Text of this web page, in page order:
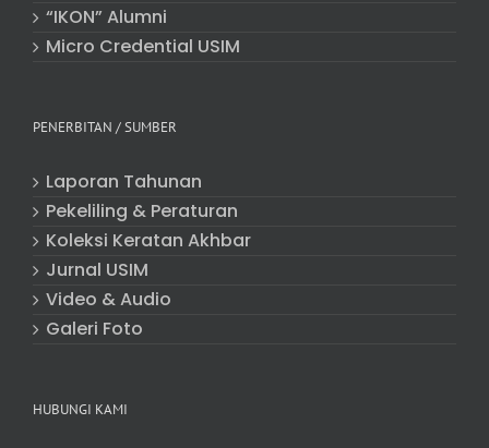
“IKON” Alumni
Micro Credential USIM
PENERBITAN / SUMBER
Laporan Tahunan
Pekeliling & Peraturan
Koleksi Keratan Akhbar
Jurnal USIM
Video & Audio
Galeri Foto
HUBUNGI KAMI